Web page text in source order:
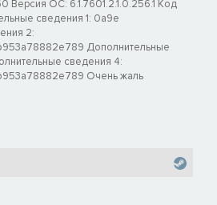
ОС: 6.1.7601.2.1.0.256.1 Код
сведения 1: 0a9e
2:
Дополнительные
сведения 4:
Очень жаль